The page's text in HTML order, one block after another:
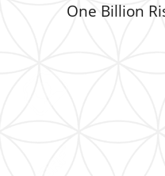
One Billion